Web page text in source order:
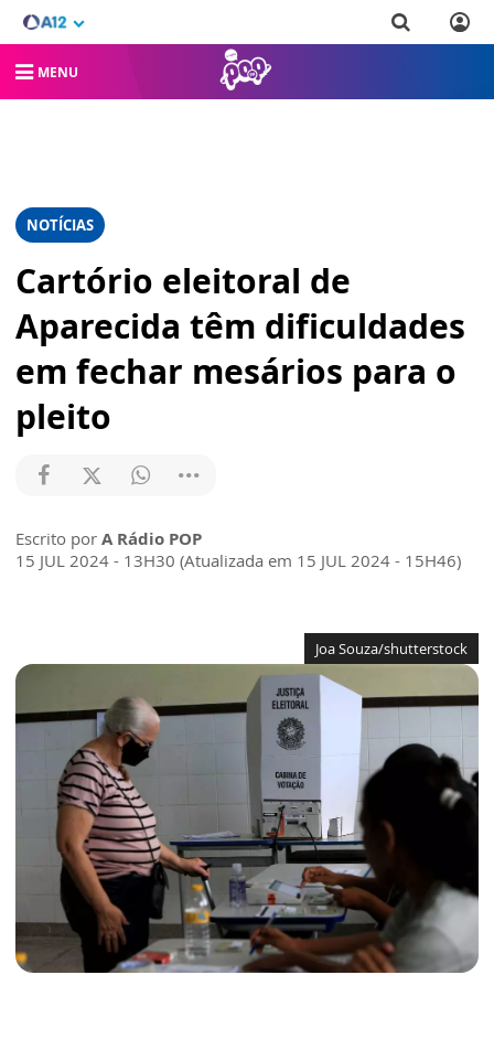
MENU
NOTÍCIAS
Cartório eleitoral de
Aparecida têm dificuldades
em fechar mesários para o
pleito
Escrito por A Rádio POP
15 JUL 2024 - 13H30 (Atualizada em 15 JUL 2024 - 15H46)
Joa Souza/shutterstock